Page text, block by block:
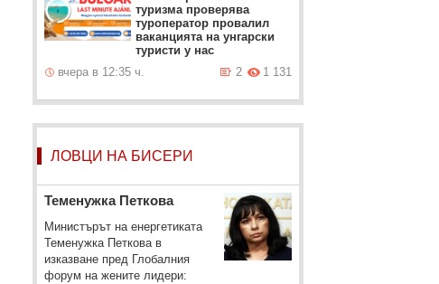
туризма проверява
туроператор провалил
ваканцията на унгарски
туристи у нас
вчера в 12:35 ч.
1 131
2
ЛОВЦИ НА БИСЕРИ
Теменужка Петкова
Министърът на енергетиката
Теменужка Петкова в
изказване пред Глобалния
форум на жените лидери: